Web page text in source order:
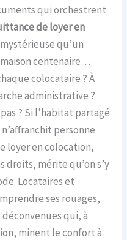
qui orchestrent
de loyer en
qu’un
centenaire…
colocataire ? À
administrative ?
? Si l’habitat partagé
personne
loyer en colocation,
droits, mérite qu’on s’y
Locataires et
ses rouages,
qui, à
minent le confort à